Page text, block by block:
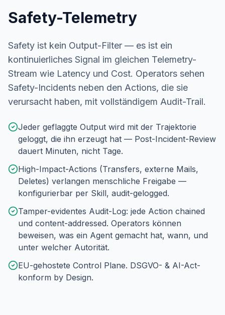
Safety-Telemetry
Safety ist kein Output-Filter — es ist ein
kontinuierliches Signal im gleichen Telemetry-
Stream wie Latency und Cost. Operators sehen
Safety-Incidents neben den Actions, die sie
verursacht haben, mit vollständigem Audit-Trail.
Jeder geflaggte Output wird mit der Trajektorie
geloggt, die ihn erzeugt hat — Post-Incident-Review
dauert Minuten, nicht Tage.
High-Impact-Actions (Transfers, externe Mails,
Deletes) verlangen menschliche Freigabe —
konfigurierbar per Skill, audit-gelogged.
Tamper-evidentes Audit-Log: jede Action chained
und content-addressed. Operators können
beweisen, was ein Agent gemacht hat, wann, und
unter welcher Autorität.
EU-gehostete Control Plane. DSGVO- & AI-Act-
konform by Design.